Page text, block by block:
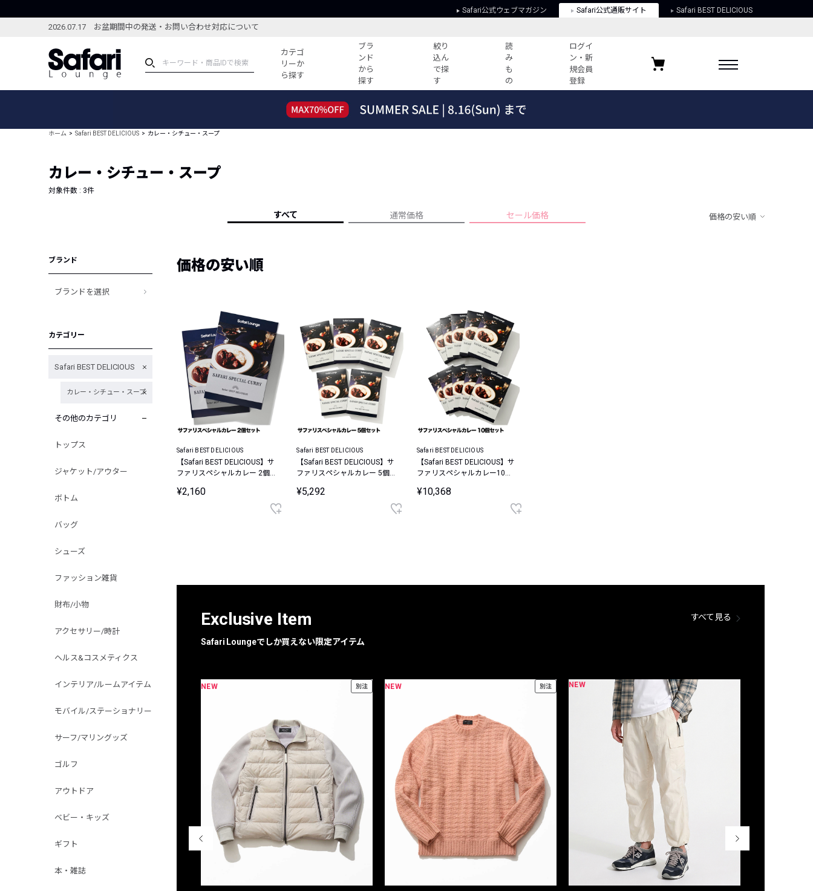
Safari公式ウェブマガジン Safari公式通販サイト Safari BEST DELICIOUS
2026.07.17 お盆期間中の発送・お問い合わせ対応について
カテゴ
リーか
ら探す
ブラ
ンド
から
探す
絞り
込ん
で探
す
読
み
も
の
ログイ
ン・新
規会員
登録
ブランドから探す
新着アイテム
編集部のおすすめアイテム
特集記事
コーディネート
すべての記事
人気記事ランキング
フォーカスブランド
セールおすすめアイテム
人気アイテム TOP 15
プライバシーポリシー
お気に入りブランド
ホーム Safari BEST DELICIOUS カレー・シチュー・スープ
カレー・シチュー・スープ
対象件数 : 3件
すべて 通常価格 セール価格 価格の安い順
ブランド
ブランドを選択
カテゴリー
Safari BEST DELICIOUS
カレー・シチュー・スープ
その他のカテゴリ
トップス
ジャケット/アウター
ボトム
バッグ
シューズ
ファッション雑貨
財布/小物
アクセサリー/時計
ヘルス&コスメティクス
インテリア/ルームアイテム
モバイル/ステーショナリー
サーフ/マリングッズ
ゴルフ
アウトドア
ベビー・キッズ
ギフト
本・雑誌
価格の安い順
Safari BEST DELICIOUS
【Safari BEST DELICIOUS】サ
ファリスペシャルカレー 2個
¥2,160
Safari BEST DELICIOUS
【Safari BEST DELICIOUS】サ
ファリスペシャルカレー 5個
¥5,292
Safari BEST DELICIOUS
【Safari BEST DELICIOUS】サ
ファリスペシャルカレー10個
¥10,368
Exclusive Item
Safari Loungeでしか買えない限定アイテム
すべて見る
限定 NEW 別注 NEW 別注 NEW